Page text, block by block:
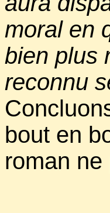
moral en
bien plus
reconnu
bout en
roman